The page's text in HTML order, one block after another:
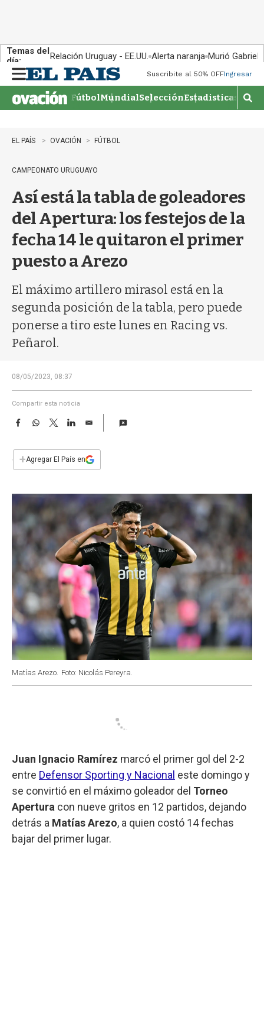
Temas del
día:
Relación Uruguay - EE.UU. Alerta naranja Murió Gabriel
n
u
Suscribite al 50% OFFIngresar
FútbolMundialSelecciónEstadisticas
M
o
EL PAÍS OVACIÓN FÚTBOL
CAMPEONATO URUGUAYO
Así está la tabla de goleadores
del Apertura: los festejos de la
fecha 14 le quitaron el primer
puesto a Arezo
El máximo artillero mirasol está en la
segunda posición de la tabla, pero puede
ponerse a tiro este lunes en Racing vs.
Peñarol.
08/05/2023, 08:37
Compartir esta noticia
F
e
b
W
s
p
T
w
t
L
n
E
i
l
+Agregar El País en
Matías Arezo. Foto: Nicolás Pereyra.
Juan Ignacio Ramírez marcó el primer gol del 2-2
entre Defensor Sporting y Nacional este domingo y
se convirtió en el máximo goleador del Torneo
Apertura con nueve gritos en 12 partidos, dejando
detrás a Matías Arezo, a quien costó 14 fechas
bajar del primer lugar.